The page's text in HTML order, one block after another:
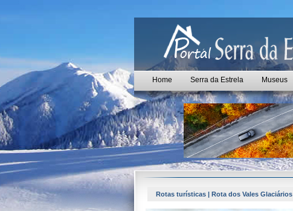
Home Serra da Estrela Museus
Rotas turísticas | Rota dos Vales Glaciários